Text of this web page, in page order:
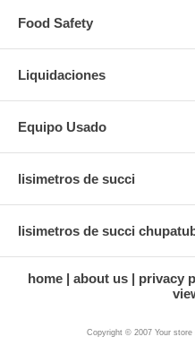
Food Safety
Liquidaciones
Equipo Usado
lisimetros de succi
lisimetros de succi
home about us privacy
Copyright © 2007 Your store